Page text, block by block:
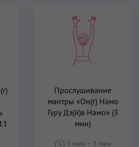
Прослушивание
мантры «Он(г) Намо
Гуру Дэ(й)в Намо» (3
мин)
3 мин – 3 мин